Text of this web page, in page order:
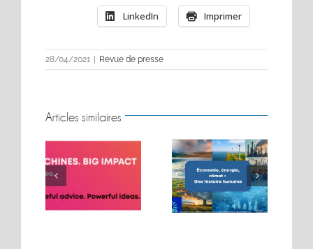
LinkedIn Imprimer
28/04/2021 | Revue de presse
Articles similaires